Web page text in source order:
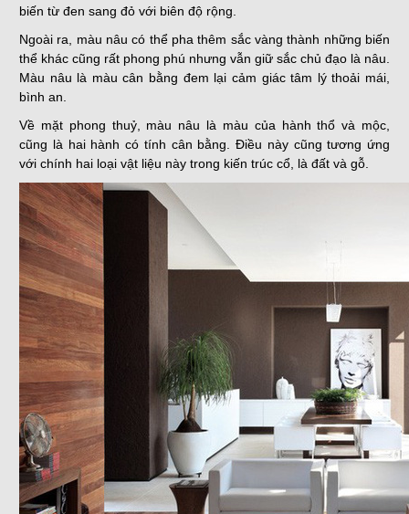
biến từ đen sang đỏ với biên độ rộng.
Ngoài ra, màu nâu có thể pha thêm sắc vàng thành những biến
thể khác cũng rất phong phú nhưng vẫn giữ sắc chủ đạo là nâu.
Màu nâu là màu cân bằng đem lại cảm giác tâm lý thoải mái,
bình an.
Về mặt phong thuỷ, màu nâu là màu của hành thổ và mộc,
cũng là hai hành có tính cân bằng. Điều này cũng tương ứng
với chính hai loại vật liệu này trong kiến trúc cổ, là đất và gỗ.